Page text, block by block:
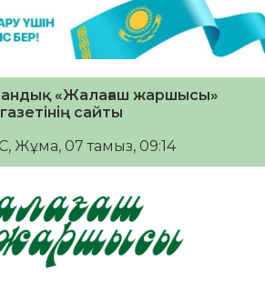
«Жалағаш жаршысы»
газетінің сайты
, Жұма, 07 тамыз, 09:14